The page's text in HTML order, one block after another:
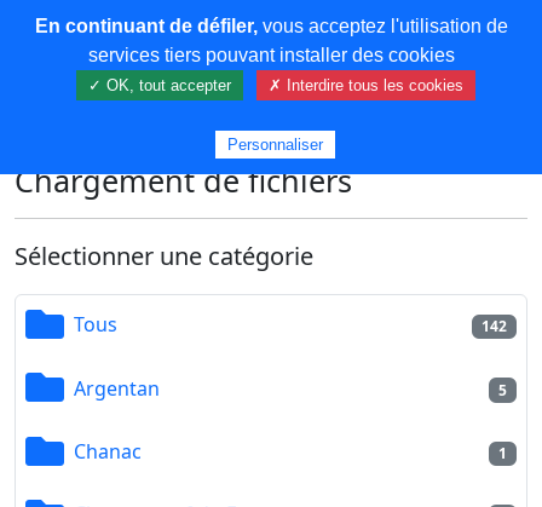
COREMA
Chargement de fichiers
Sélectionner une catégorie
Tous 142
Argentan 5
Chanac 1
En continuant de défiler,vous acceptez l'utilisation de
services tiers pouvant installer des cookies
✓ OK, tout accepter ✗ Interdire tous les cookies
Personnaliser